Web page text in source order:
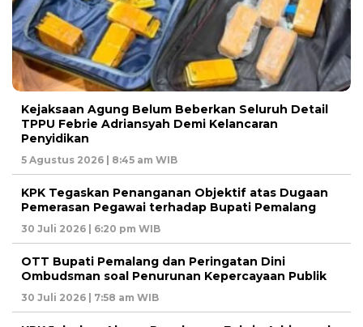
Kejaksaan Agung Belum Beberkan Seluruh Detail
TPPU Febrie Adriansyah Demi Kelancaran
Penyidikan
5 Agustus 2026 | 8:45 am WIB
KPK Tegaskan Penanganan Objektif atas Dugaan
Pemerasan Pegawai terhadap Bupati Pemalang
30 Juli 2026 | 6:20 pm WIB
OTT Bupati Pemalang dan Peringatan Dini
Ombudsman soal Penurunan Kepercayaan Publik
30 Juli 2026 | 7:58 am WIB